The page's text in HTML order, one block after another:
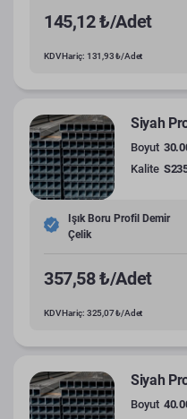
145,12 ₺/Adet
KDV Hariç: 131,93 ₺/Adet
Siyah
Boyut
Kalite
Işık Boru Profil Demir
Çelik
357,58 ₺/Adet
KDV Hariç: 325,07 ₺/Adet
Siyah
Boyut